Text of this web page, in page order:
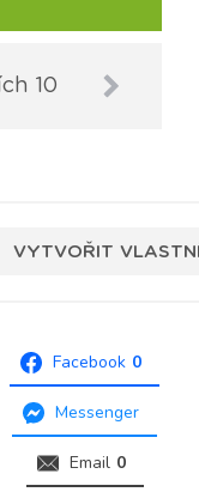
10
VYTVOŘIT
Facebook 0
Messenger
Email 0